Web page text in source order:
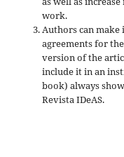
work.
Authors can
agreements for
version of the
include it in an
book) always
Revista IDeAS.